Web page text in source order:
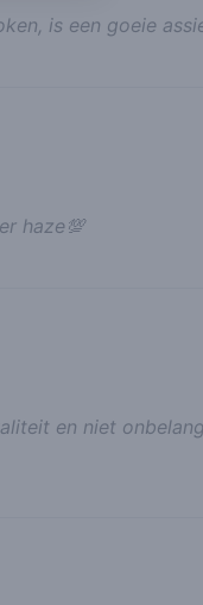
is een goeie
haze💯
en niet